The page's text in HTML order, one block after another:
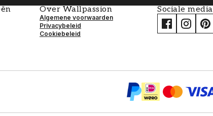
Over Wallpassion
Algemene voorwaarden
Privacybeleid
Cookiebeleid
Sociale media